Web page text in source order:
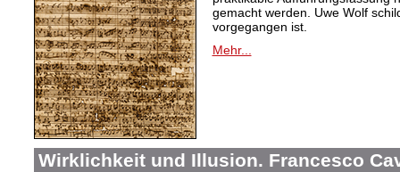
gemacht werden. Uwe Wolf
vorgegangen ist.
Mehr...
Wirklichkeit und Illusion. Francesco